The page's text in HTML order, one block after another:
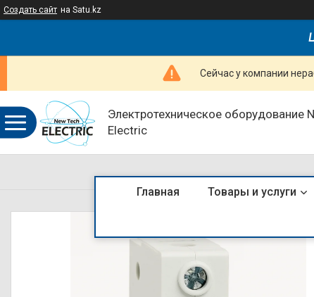
Создать сайт на Satu.kz
Сейчас у компании
Электротехническое оборудование
Electric
Главная Товары и услуги